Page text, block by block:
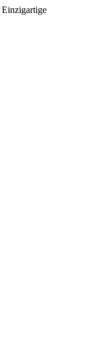
Einzigartige